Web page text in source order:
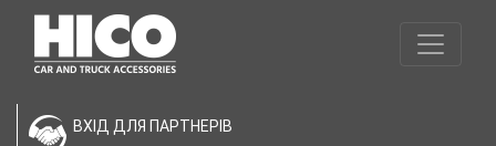
ВХІД ДЛЯ ПАРТНЕРІВ